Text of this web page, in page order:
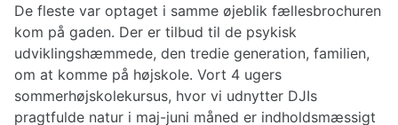
De fleste var optaget i samme øjeblik fællesbrochuren
kom på gaden. Der er tilbud til de psykisk
udviklingshæmmede, den tredie generation, familien,
om at komme på højskole. Vort 4 ugers
sommerhøjskolekursus, hvor vi udnytter DJIs
pragtfulde natur i maj-juni måned er indholdsmæssigt